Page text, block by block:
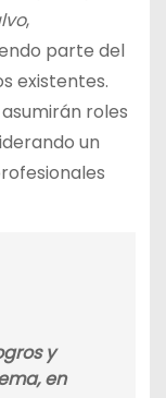
,
parte del
existentes.
roles
un
y
en